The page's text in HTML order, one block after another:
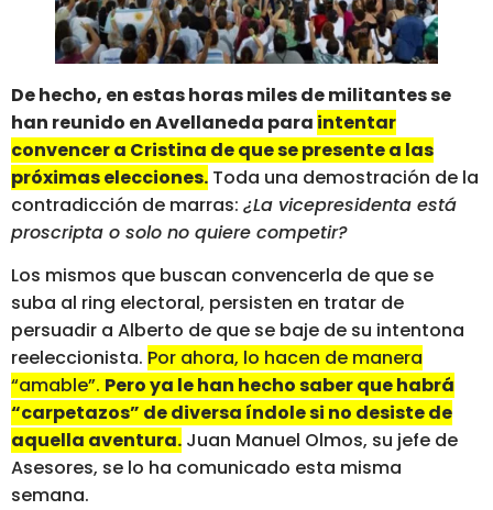
De hecho, en estas horas miles de militantes se
han reunido en Avellaneda para intentar
convencer a Cristina de que se presente a las
próximas elecciones. Toda una demostración de la
contradicción de marras: ¿La vicepresidenta está
proscripta o solo no quiere competir?
Los mismos que buscan convencerla de que se
suba al ring electoral, persisten en tratar de
persuadir a Alberto de que se baje de su intentona
reeleccionista. Por ahora, lo hacen de manera
“amable”. Pero ya le han hecho saber que habrá
“carpetazos” de diversa índole si no desiste de
aquella aventura. Juan Manuel Olmos, su jefe de
Asesores, se lo ha comunicado esta misma
semana.